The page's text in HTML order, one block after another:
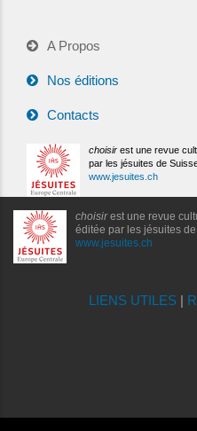
A Propos
Nos éditions
Contacts
choisir est une revue
par les jésuites de
www.jesuites.ch
choisirest une revue
éditée par les jésuites
www.jesuites.ch
LIENS UTILES|